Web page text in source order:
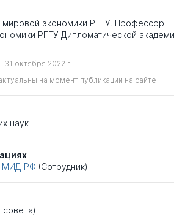
экономики РГГУ. Профессор
РГГУ Дипломатической
октября 2022 г.
на момент публикации на сайте
наук
МИД РФ (Сотрудник)
совета)